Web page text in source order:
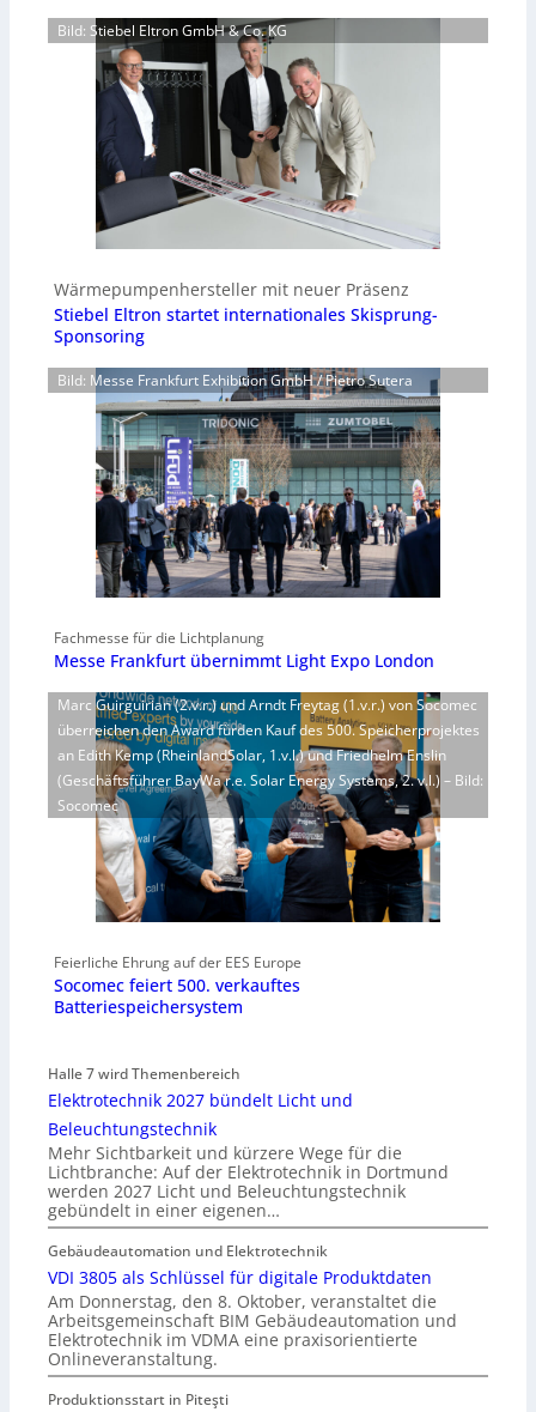
Bild: Stiebel Eltron GmbH & Co. KG
Wärmepumpenhersteller mit neuer Präsenz
Stiebel Eltron startet internationales Skisprung-
Sponsoring
Bild: Messe Frankfurt Exhibition GmbH / Pietro Sutera
Fachmesse für die Lichtplanung
Messe Frankfurt übernimmt Light Expo London
Marc Guirguirian (2.v.r.) und Arndt Freytag (1.v.r.) von Socomec
überreichen den Award fürden Kauf des 500. Speicherprojektes
an Edith Kemp (RheinlandSolar, 1.v.l.) und Friedhelm Enslin
(Geschäftsführer BayWa r.e. Solar Energy Systems, 2. v.l.) – Bild:
Socomec
Feierliche Ehrung auf der EES Europe
Socomec feiert 500. verkauftes
Batteriespeichersystem
Halle 7 wird Themenbereich
Elektrotechnik 2027 bündelt Licht und
Beleuchtungstechnik
Mehr Sichtbarkeit und kürzere Wege für die
Lichtbranche: Auf der Elektrotechnik in Dortmund
werden 2027 Licht und Beleuchtungstechnik
gebündelt in einer eigenen…
Gebäudeautomation und Elektrotechnik
VDI 3805 als Schlüssel für digitale Produktdaten
Am Donnerstag, den 8. Oktober, veranstaltet die
Arbeitsgemeinschaft BIM Gebäudeautomation und
Elektrotechnik im VDMA eine praxisorientierte
Onlineveranstaltung.
Produktionsstart in Piteşti